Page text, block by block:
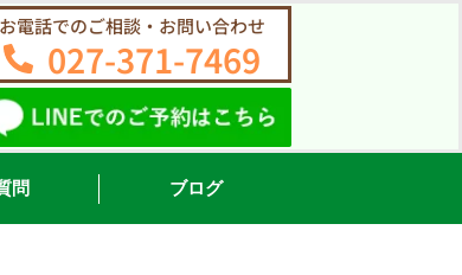
お電話でのご相談・お問い合わせ
027-371-7469
問 ブログ